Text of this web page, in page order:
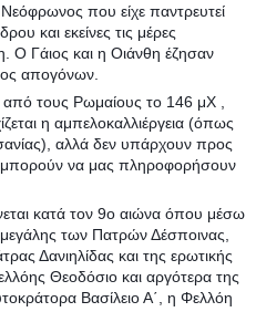
που είχε παντρευτεί
και εκείνες τις μέρες
Ο Γάιος και η Οιάνθη έζησαν
απογόνων.
τους Ρωμαίους το 146 μΧ ,
η αμπελοκαλλιέργεια (όπως
αλλά δεν υπάρχουν προς
μπορούν να μας πληροφορήσουν
κατά τον 9ο αιώνα όπου μέσω
των Πατρών Δέσποινας,
Δανιηλίδας και της ερωτικής
Θεοδόσιο και αργότερα της
Βασίλειο Α΄, η Φελλόη